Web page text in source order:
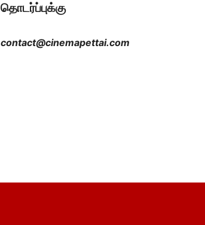
தொடர்ப்புக்கு
contact@cinemapettai.com